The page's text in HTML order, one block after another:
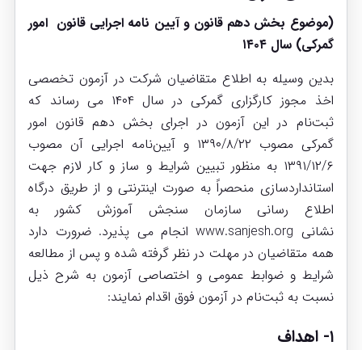
(موضوع بخش دهم قانون و آیین نامه اجرایی قانون امور
گمرکی) سال ۱۴۰۴
بدین وسیله به اطلاع متقاضیان شرکت در آزمون تخصصی
اخذ مجوز کارگزاری گمرکی در سال ۱۴۰۴ می رساند که
ثبت‌نام در این آزمون در اجرای بخش دهم قانون امور
گمرکی
مصوب ۱۳۹۰/۸/۲۲ و آیین‌نامه اجرایی آن مصوب
۱۳۹۱/۱۲/۶ به منظور تبیین شرایط و ساز و کار لازم جهت
استانداردسازی منحصراً به صورت اینترنتی و از طریق درگاه
اطلاع رسانی سازمان سنجش آموزش کشور به
نشانی www.sanjesh.orgانجام می پذیرد. ضرورت دارد
همه متقاضیان در مهلت در نظر گرفته شده و پس از مطالعه
شرایط و ضوابط عمومی و اختصاصی آزمون به شرح ذیل
نسبت به ثبت‌نام در آزمون فوق اقدام نمایند:
۱- اهداف